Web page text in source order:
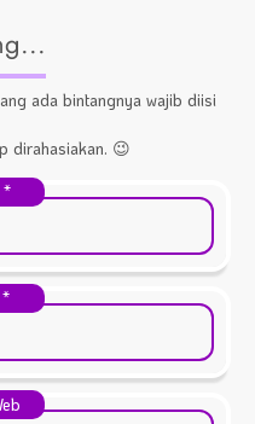
ada bintangnya wajib diisi
dirahasiakan. 😉
*
*